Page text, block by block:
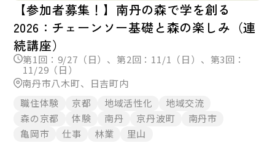
【参加者募集！】南丹の森で学を創る
2026：チェーンソー基礎と森の楽しみ（連
続講座）
第1回：9/27（日）、第2回：11/1（日）、第3回：
11/29（日）
南丹市八木町、日吉町内
職住体験
京都 地域活性化
地域交流
森の京都
体験 南丹 京丹波町
南丹市
亀岡市
仕事 林業 里山